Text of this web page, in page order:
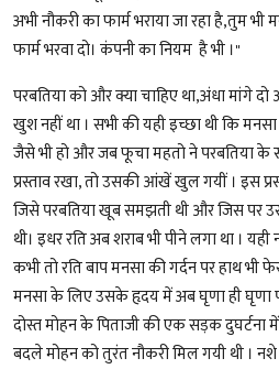
अभी नौकरी का फार्म भराया जा रहा है,तुम
फार्म भरवा दो। कंपनी का नियम है भी ।"
परबतिया को और क्या चाहिए था,अंधा मांगे
खुश नहीं था । सभी की यही इच्छा थी कि
जैसे भी हो और जब फूचा महतो ने परबतिया के
प्रस्ताव रखा, तो उसकी आंखें खुल गयीं । इस
जिसे परबतिया खूब समझती थी और जिस पर
थी। इधर रति अब शराब भी पीने लगा था । यही
कभी तो रति बाप मनसा की गर्दन पर हाथ भी
मनसा के लिए उसके हृदय में अब घृणा ही घृणा
दोस्त मोहन के पिताजी की एक सड़क दुघर्टना
बदले मोहन को तुरंत नौकरी मिल गयी थी ।